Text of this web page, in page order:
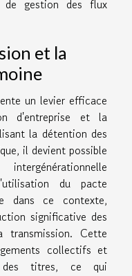
de gestion des flux
et la
un levier efficace
d'entreprise et la
la détention des
il devient possible
du pacte
dans ce contexte,
significative des
Cette
collectifs et
des titres, ce qui